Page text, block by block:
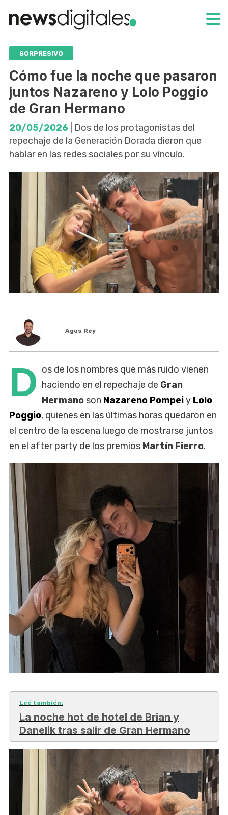
SORPRESIVO
Cómo fue la noche que pasaron
juntos Nazareno y Lolo Poggio
de Gran Hermano
20/05/2026 | Dos de los protagonistas del
repechaje de la Generación Dorada dieron que
hablar en las redes sociales por su vínculo.
Agus Rey
D os de los nombres que más ruido vienen
haciendo en el repechaje de Gran
Hermano son Nazareno Pompeiy Lolo
Poggio, quienes en las últimas horas quedaron en
el centro de la escena luego de mostrarse juntos
en el after party de los premios Martín Fierro.
Leé también:
La noche hot de hotel de Brian y
Danelik tras salir de Gran Hermano